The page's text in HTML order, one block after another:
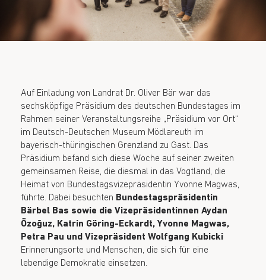
Auf Einladung von Landrat Dr. Oliver Bär war das
sechsköpfige Präsidium des deutschen Bundestages im
Rahmen seiner Veranstaltungsreihe „Präsidium vor Ort“
im Deutsch-Deutschen Museum Mödlareuth im
bayerisch-thüringischen Grenzland zu Gast. Das
Präsidium befand sich diese Woche auf seiner zweiten
gemeinsamen Reise, die diesmal in das Vogtland, die
Heimat von Bundestagsvizepräsidentin Yvonne Magwas,
führte. Dabei besuchten Bundestagspräsidentin
Bärbel Bas sowie die Vizepräsidentinnen Aydan
Özoğuz, Katrin Göring-Eckardt, Yvonne Magwas,
Petra Pau und Vizepräsident Wolfgang Kubicki
Erinnerungsorte und Menschen, die sich für eine
lebendige Demokratie einsetzen.